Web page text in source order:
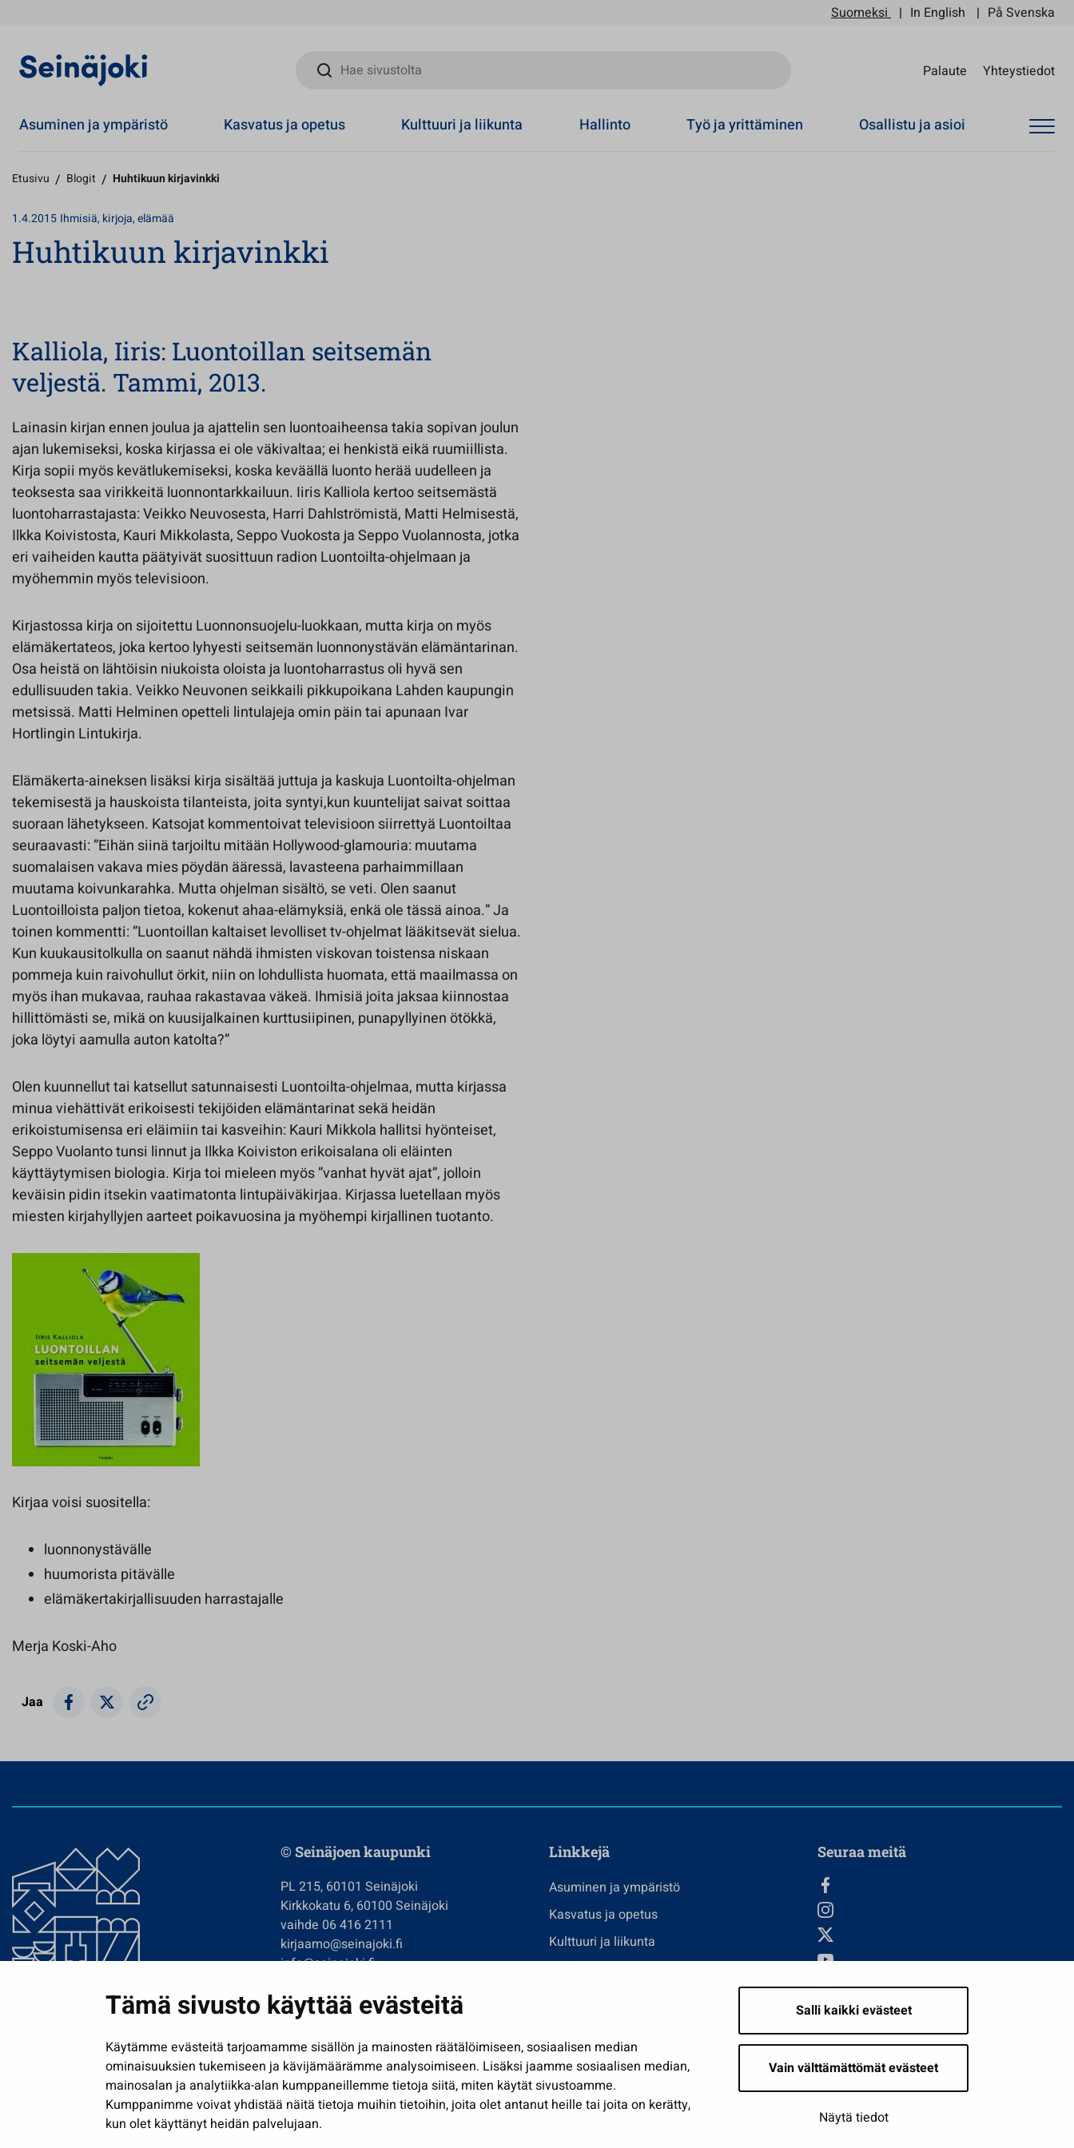
Tämä sivusto käyttää evästeitä
Käytämme evästeitä tarjoamamme sisällön ja mainosten räätälöimiseen, sosiaalisen median
ominaisuuksien tukemiseen ja kävijämäärämme analysoimiseen. Lisäksi jaamme sosiaalisen median,
mainosalan ja analytiikka-alan kumppaneillemme tietoja siitä, miten käytät sivustoamme.
Kumppanimme voivat yhdistää näitä tietoja muihin tietoihin, joita olet antanut heille tai joita on kerätty,
kun olet käyttänyt heidän palvelujaan.
Salli kaikki evästeet
Vain välttämättömät evästeet
Näytä tiedot
Suomeksi In English På Svenska
Hae sivustolta
Palaute Yhteystiedot
Asuminen ja ympäristö Kasvatus ja opetus Kulttuuri ja liikunta Hallinto Työ ja yrittäminen Osallistu ja asioi
Etusivu / Blogit / Huhtikuun kirjavinkki
1.4.2015 Ihmisiä, kirjoja, elämää
Huhtikuun kirjavinkki
Kalliola, Iiris: Luontoillan seitsemän
veljestä. Tammi, 2013.
Lainasin kirjan ennen joulua ja ajattelin sen luontoaiheensa takia sopivan joulun
ajan lukemiseksi, koska kirjassa ei ole väkivaltaa; ei henkistä eikä ruumiillista.
Kirja sopii myös kevätlukemiseksi, koska keväällä luonto herää uudelleen ja
teoksesta saa virikkeitä luonnontarkkailuun. Iiris Kalliola kertoo seitsemästä
luontoharrastajasta: Veikko Neuvosesta, Harri Dahlströmistä, Matti Helmisestä,
Ilkka Koivistosta, Kauri Mikkolasta, Seppo Vuokosta ja Seppo Vuolannosta, jotka
eri vaiheiden kautta päätyivät suosittuun radion Luontoilta-ohjelmaan ja
myöhemmin myös televisioon.
Kirjastossa kirja on sijoitettu Luonnonsuojelu-luokkaan, mutta kirja on myös
elämäkertateos, joka kertoo lyhyesti seitsemän luonnonystävän elämäntarinan.
Osa heistä on lähtöisin niukoista oloista ja luontoharrastus oli hyvä sen
edullisuuden takia. Veikko Neuvonen seikkaili pikkupoikana Lahden kaupungin
metsissä. Matti Helminen opetteli lintulajeja omin päin tai apunaan Ivar
Hortlingin Lintukirja.
Elämäkerta-aineksen lisäksi kirja sisältää juttuja ja kaskuja Luontoilta-ohjelman
tekemisestä ja hauskoista tilanteista, joita syntyi,kun kuuntelijat saivat soittaa
suoraan lähetykseen. Katsojat kommentoivat televisioon siirrettyä Luontoiltaa
seuraavasti: ”Eihän siinä tarjoiltu mitään Hollywood-glamouria: muutama
suomalaisen vakava mies pöydän ääressä, lavasteena parhaimmillaan
muutama koivunkarahka. Mutta ohjelman sisältö, se veti. Olen saanut
Luontoilloista paljon tietoa, kokenut ahaa-elämyksiä, enkä ole tässä ainoa.” Ja
toinen kommentti: ”Luontoillan kaltaiset levolliset tv-ohjelmat lääkitsevät sielua.
Kun kuukausitolkulla on saanut nähdä ihmisten viskovan toistensa niskaan
pommeja kuin raivohullut örkit, niin on lohdullista huomata, että maailmassa on
myös ihan mukavaa, rauhaa rakastavaa väkeä. Ihmisiä joita jaksaa kiinnostaa
hillittömästi se, mikä on kuusijalkainen kurttusiipinen, punapyllyinen ötökkä,
joka löytyi aamulla auton katolta?”
Olen kuunnellut tai katsellut satunnaisesti Luontoilta-ohjelmaa, mutta kirjassa
minua viehättivät erikoisesti tekijöiden elämäntarinat sekä heidän
erikoistumisensa eri eläimiin tai kasveihin: Kauri Mikkola hallitsi hyönteiset,
Seppo Vuolanto tunsi linnut ja Ilkka Koiviston erikoisalana oli eläinten
käyttäytymisen biologia. Kirja toi mieleen myös ”vanhat hyvät ajat”, jolloin
keväisin pidin itsekin vaatimatonta lintupäiväkirjaa. Kirjassa luetellaan myös
miesten kirjahyllyjen aarteet poikavuosina ja myöhempi kirjallinen tuotanto.
Kirjaa voisi suositella:
luonnonystävälle
huumorista pitävälle
elämäkertakirjallisuuden harrastajalle
Merja Koski-Aho
Jaa
© Seinäjoen kaupunki
PL 215, 60101 Seinäjoki
Kirkkokatu 6, 60100 Seinäjoki
vaihde 06 416 2111
kirjaamo@seinajoki.fi
info@seinajoki.fi
Tilaa uutiskirje
Linkkejä
Asuminen ja ympäristö
Kasvatus ja opetus
Kulttuuri ja liikunta
Näytä omat evästeasetukseni
Seuraa meitä